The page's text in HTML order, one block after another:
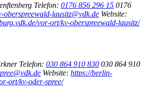
Telefon: 0176 856 296 15 0176
oberspreewald-lausitz@vdk.de Website:
vor-ort/kv-oberspreewald-lausitz/
Telefon: 030 864 910 830 030 864 910
Website: https://berlin-
ort/kv-oder-spree/